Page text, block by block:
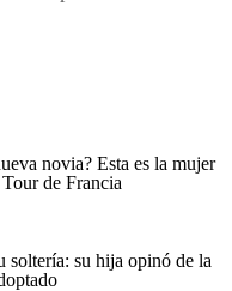
novia? Esta es la mujer
de Francia
soltería: su hija opinó de la